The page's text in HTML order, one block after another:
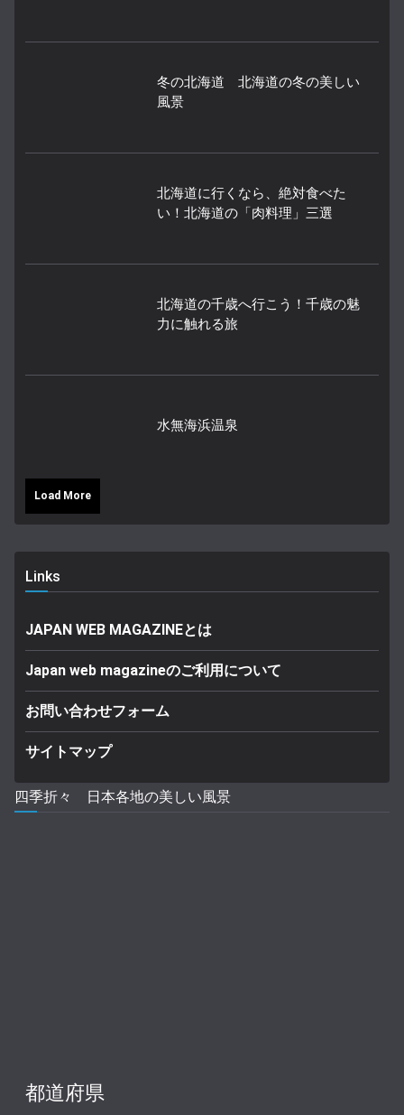
冬の北海道 北海道の冬の美しい
風景
北海道に行くなら、絶対食べた
い！北海道の「肉料理」三選
北海道の千歳へ行こう！千歳の魅
力に触れる旅
水無海浜温泉
Load More
Links
JAPAN WEB MAGAZINEとは
Japan web magazineのご利用について
お問い合わせフォーム
サイトマップ
四季折々 日本各地の美しい風景
都道府県